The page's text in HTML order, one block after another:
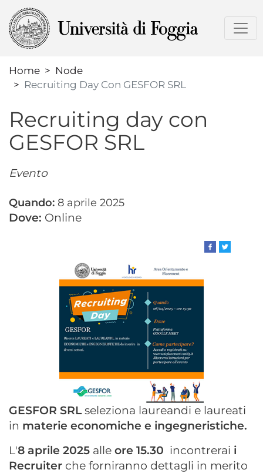
to
Home
Node
Recruiting Day Con GESFOR SRL
Recruiting day con
GESFOR SRL
Evento
Data
evento
8 aprile 2025
Online
GESFOR SRLseleziona laureandi e laureati
in materie economiche e ingegneristiche.
L'8 aprile 2025 alle ore 15.30 incontrerai i
Recruiter che forniranno dettagli in merito